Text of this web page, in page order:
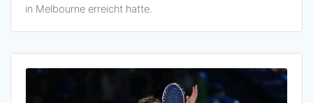
in Melbourne erreicht hatte.